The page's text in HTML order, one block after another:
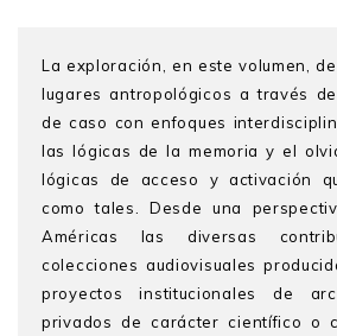
La exploración, en este volumen,
lugares antropológicos a través
de caso con enfoques
las lógicas de la memoria y el
lógicas de acceso y activación
como tales. Desde una
Américas las diversas
colecciones audiovisuales
proyectos institucionales de
privados de carácter científico o